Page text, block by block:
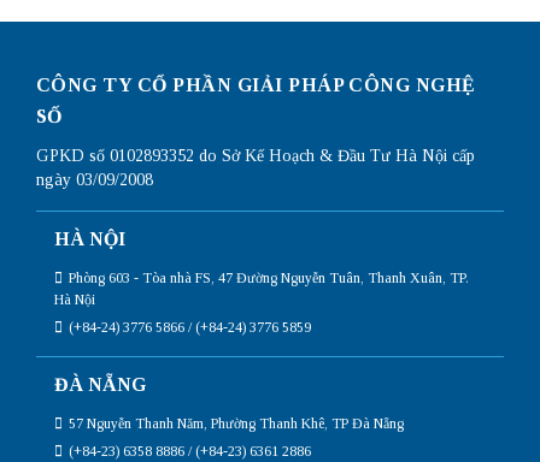
CÔNG TY CỔ PHẦN GIẢI PHÁP CÔNG NGHỆ
SỐ
GPKD số 0102893352 do Sở Kế Hoạch & Đầu Tư Hà Nội cấp
ngày 03/09/2008
HÀ NỘI
Phòng 603 - Tòa nhà FS, 47 Đường Nguyễn Tuân, Thanh Xuân, TP.
Hà Nội
(+84-24) 3776 5866 / (+84-24) 3776 5859
ĐÀ NẴNG
57 Nguyễn Thanh Năm, Phường Thanh Khê, TP Đà Nẵng
(+84-23) 6358 8886 / (+84-23) 6361 2886